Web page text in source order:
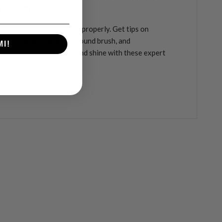
to blow-dry your hair properly. Get tips on
blow-drying with a round brush, and
Achieve volume and shine with these expert